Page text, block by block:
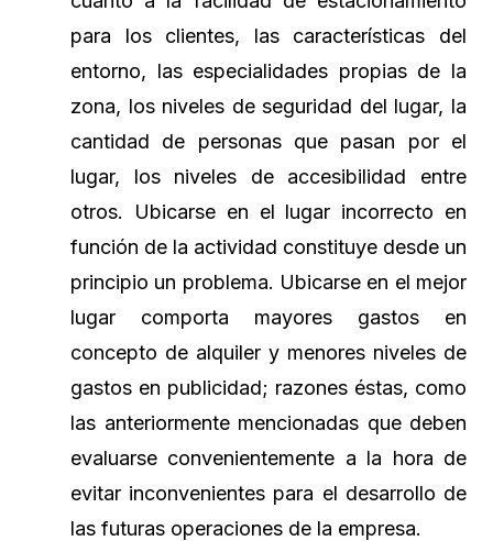
para los clientes, las características del
entorno, las especialidades propias de la
zona, los niveles de seguridad del lugar, la
cantidad de personas que pasan por el
lugar, los niveles de accesibilidad entre
otros. Ubicarse en el lugar incorrecto en
función de la actividad constituye desde un
principio un problema. Ubicarse en el mejor
lugar comporta mayores gastos en
concepto de alquiler y menores niveles de
gastos en publicidad; razones éstas, como
las anteriormente mencionadas que deben
evaluarse convenientemente a la hora de
evitar inconvenientes para el desarrollo de
las futuras operaciones de la empresa.